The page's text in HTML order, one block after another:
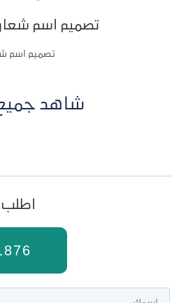
تصميم اسم شعار
تصميم اسم
شاهد جميع